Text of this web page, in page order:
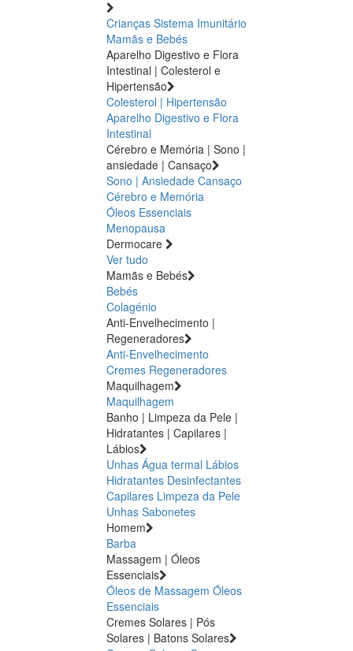
Crianças Sistema Imunitário
Mamãs e Bebés
Aparelho Digestivo e Flora
Intestinal | Colesterol e
Hipertensão
Colesterol | Hipertensão
Aparelho Digestivo e Flora
Intestinal
Cérebro e Memória | Sono |
ansiedade | Cansaço
Sono | Ansiedade Cansaço
Cérebro e Memória
Óleos Essenciais
Menopausa
Dermocare
Ver tudo
Mamãs e Bebés
Bebés
Colagénio
Anti-Envelhecimento |
Regeneradores
Anti-Envelhecimento
Cremes Regeneradores
Maquilhagem
Maquilhagem
Banho | Limpeza da Pele |
Hidratantes | Capilares |
Lábios
Unhas Água termal Lábios
Hidratantes Desinfectantes
Capilares Limpeza da Pele
Unhas Sabonetes
Homem
Barba
Massagem | Óleos
Essenciais
Óleos de Massagem Óleos
Essenciais
Cremes Solares | Pós
Solares | Batons Solares